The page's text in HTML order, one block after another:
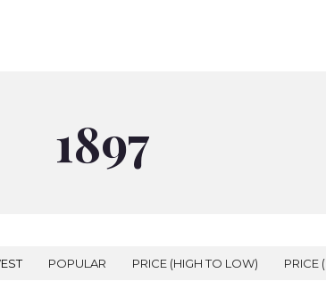
1897
POPULAR PRICE (HIGH TO LOW) PRICE